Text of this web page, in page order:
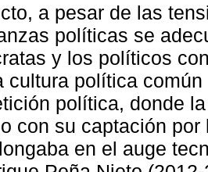
a pesar de las
políticas se
y los políticos
cultura política
política, donde
con su captación
en el auge